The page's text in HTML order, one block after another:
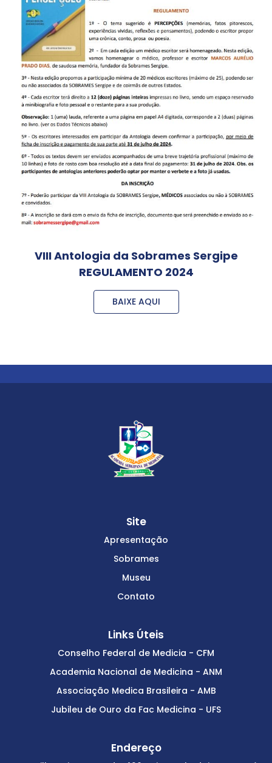
VIII Antologia da Sobrames Sergipe
REGULAMENTO 2024
BAIXE AQUI
Site
Apresentação
Sobrames
Museu
Contato
Links Úteis
Conselho Federal de Medicia - CFM
Academia Nacional de Medicina - ANM
Associação Medica Brasileira - AMB
Jubileu de Ouro da Fac Medicina - UFS
Endereço